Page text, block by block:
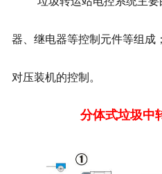
器、继电器等控制元件等组成
对压装机的控制。
分体式垃圾中